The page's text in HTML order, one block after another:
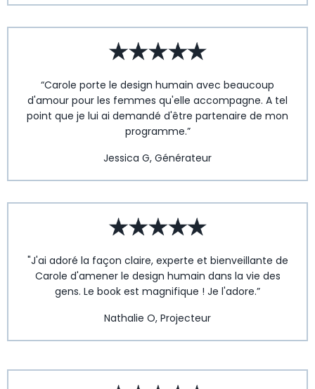
“Carole porte le design humain avec beaucoup
d'amour pour les femmes qu'elle accompagne. A tel
point que je lui ai demandé d'être partenaire de mon
programme.”
Jessica G, Générateur
"J'ai adoré la façon claire, experte et bienveillante de
Carole d'amener le design humain dans la vie des
gens. Le book est magnifique ! Je l'adore.”
Nathalie O, Projecteur